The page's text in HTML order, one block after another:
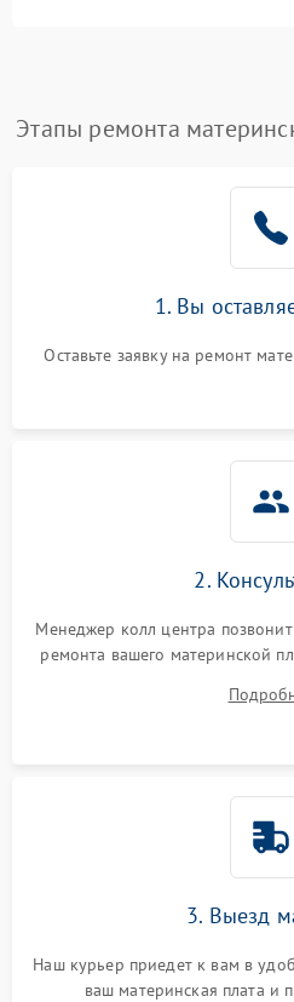
Этапы ремонта
1. Вы
Оставьте заявку на ремонт
2.
Менеджер колл центра
ремонта вашего материнской
3. Выезд
Наш курьер приедет к вам в
ваш материнская плата и